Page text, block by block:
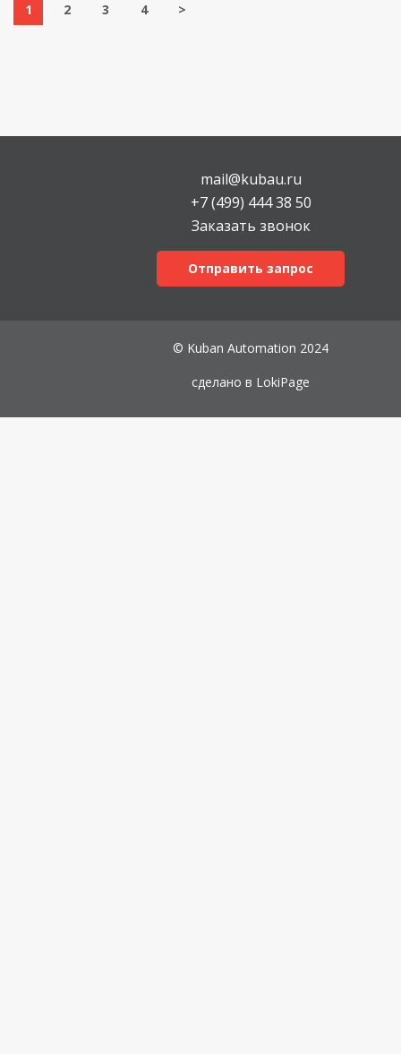
1 2 3 4 >
mail@kubau.ru
+7 (499) 444 38 50
Заказать звонок
Отправить запрос
© Kuban Automation 2024
сделано в LokiPage